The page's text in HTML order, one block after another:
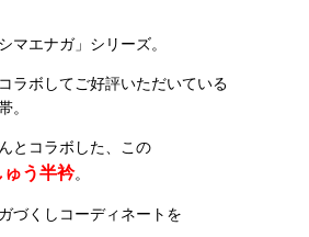
マエナガ」シリーズ。
ラボしてご好評いただいている
。
とコラボした、この
ゅう半衿。
づくしコーディネートを